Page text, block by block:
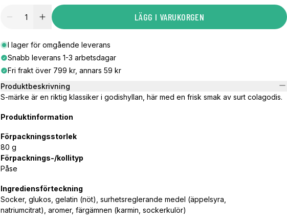
LÄGG I VARUKORGEN
I lager för omgående leverans
Snabb leverans 1-3 arbetsdagar
Fri frakt över 799 kr, annars 59 kr
Produktbeskrivning
S-märke är en riktig klassiker i godishyllan, här med en frisk smak av surt colagodis.
Produktinformation
Förpackningsstorlek
80 g
Förpacknings-/kollityp
Påse
Ingrediensförteckning
Socker, glukos, gelatin (nöt), surhetsreglerande medel (äppelsyra,
natriumcitrat), aromer, färgämnen (karmin, sockerkulör)